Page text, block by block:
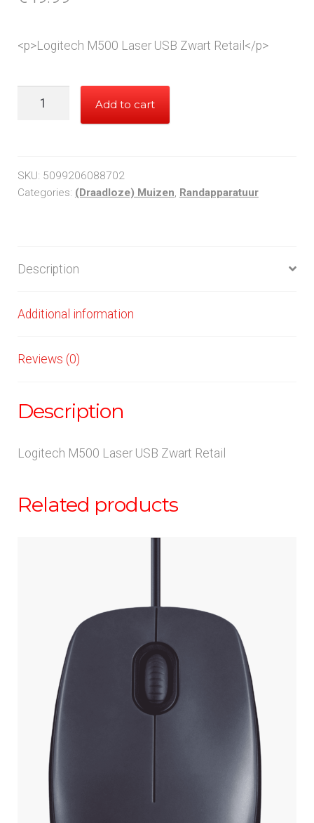
<p>Logitech M500 Laser USB Zwart Retail</p>
Zwart
Retail
Add to cart
SKU: 5099206088702
Categories: (Draadloze) Muizen, Randapparatuur
Description
Additional information
Reviews (0)
Description
Logitech M500 Laser USB Zwart Retail
Related products